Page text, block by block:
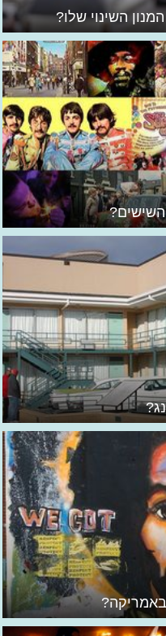
השינוי שלו?
השישים?